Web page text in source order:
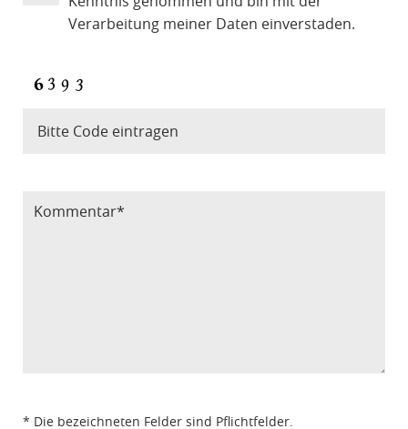
Verarbeitung meiner Daten einverstaden.
* Die bezeichneten Felder sind Pflichtfelder.